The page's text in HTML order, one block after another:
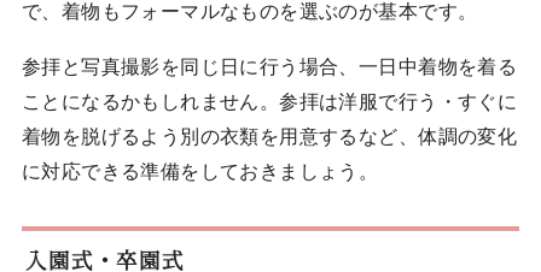
で、着物もフォーマルなものを選ぶのが基本です。
参拝と写真撮影を同じ日に行う場合、一日中着物を着る
ことになるかもしれません。参拝は洋服で行う・すぐに
着物を脱げるよう別の衣類を用意するなど、体調の変化
に対応できる準備をしておきましょう。
入園式・卒園式